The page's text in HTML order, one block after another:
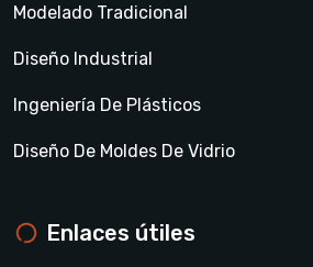
Modelado Tradicional
Diseño Industrial
Ingeniería De Plásticos
Diseño De Moldes De Vidrio
Enlaces útiles